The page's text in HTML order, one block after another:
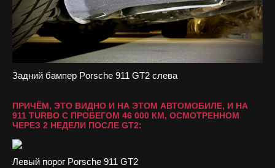
Задний бампер Porsche 911 GT2 слева
ПРИЧЁМ, ЭТО ВИДНО И НА ЭТОМ АВТОМОБИЛЕ, И НА
911 TURBO С ПРОБЕГОМ 46 000 КМ, ОСМОТРЕННОМ
ЧЕРЕЗ 2 НЕДЕЛИ ПОСЛЕ GT2:
Левый порог Porsche 911 GT2